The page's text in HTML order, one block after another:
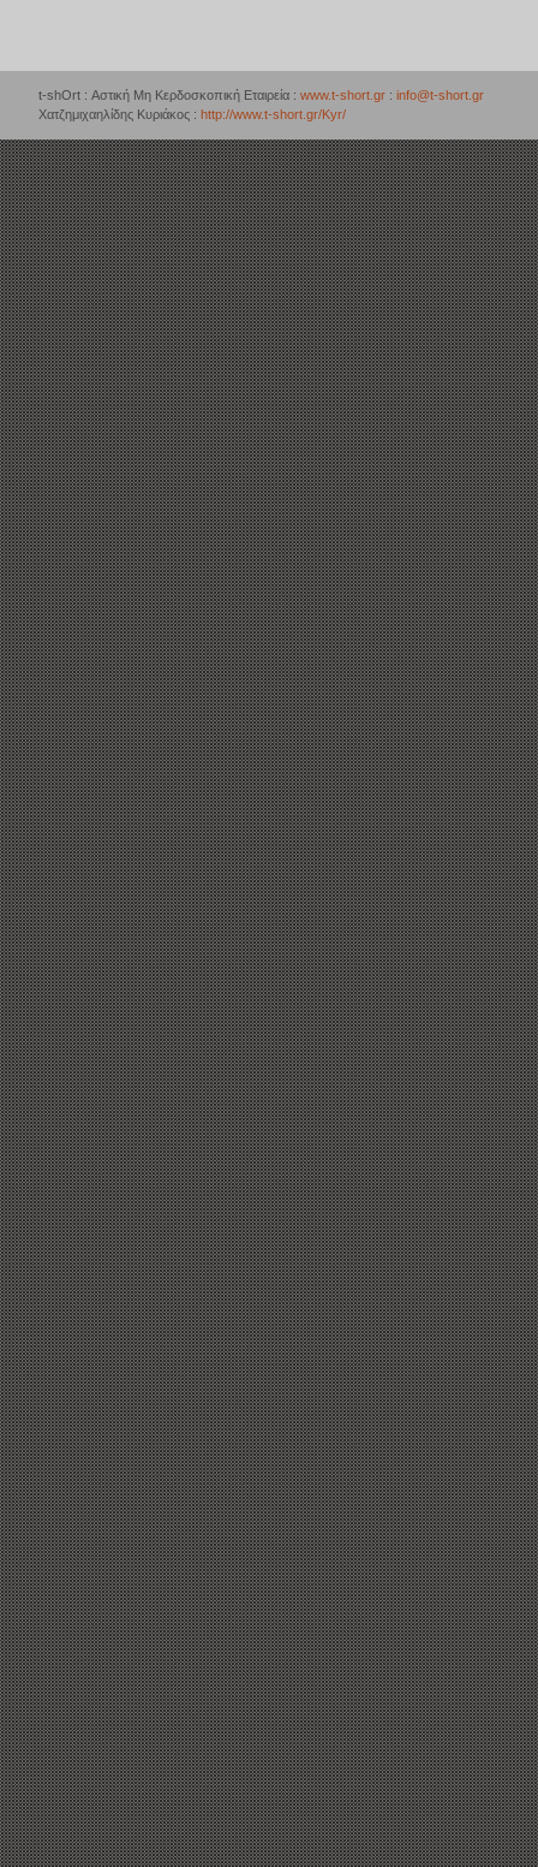
t-shOrt : Αστική Μη Κερδοσκοπική Εταιρεία : www.t-short.gr : info@t-short.gr
Χατζημιχαηλίδης Κυριάκος : http://www.t-short.gr/Kyr/